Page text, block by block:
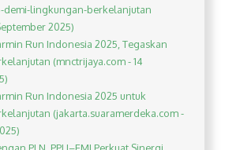
demi-lingkungan-berkelanjutan
2025)
Run Indonesia 2025, Tegaskan
(mnctrijaya.com - 14
Run Indonesia 2025 untuk
(jakarta.suaramerdeka.com -